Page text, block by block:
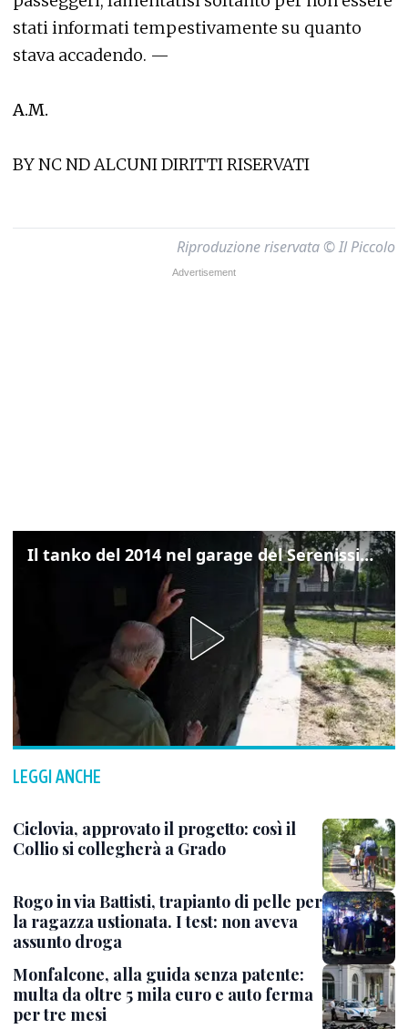
stati informati tempestivamente su quanto
stava accadendo. —
A.M.
BY NC ND ALCUNI DIRITTI RISERVATI
Riproduzione riservata © Il Piccolo
Il tanko del 2014 nel garage del Serenissimo: «Ecco come potevamo resistere per qualche giornata»
LEGGI ANCHE
Ciclovia, approvato il progetto: così il
Collio si collegherà a Grado
Rogo in via Battisti, trapianto di pelle per
la ragazza ustionata. I test: non aveva
assunto droga
Monfalcone, alla guida senza patente:
multa da oltre 5 mila euro e auto ferma
per tre mesi